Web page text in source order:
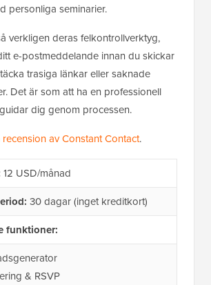
personliga seminarier.
verkligen deras felkontrollverktyg,
e-postmeddelande innan du skickar
trasiga länkar eller saknade
Det är som att ha en professionell
dig genom processen.
recension av Constant Contact.
12 USD/månad
30 dagar (inget kreditkort)
funktioner:
& RSVP